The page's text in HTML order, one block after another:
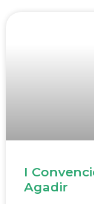
I
Agadir